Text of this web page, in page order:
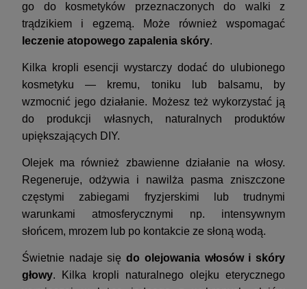
go do kosmetyków przeznaczonych do walki z
trądzikiem i egzemą. Może również wspomagać
leczenie atopowego zapalenia skóry.
Kilka kropli esencji wystarczy dodać do ulubionego
kosmetyku — kremu, toniku lub balsamu, by
wzmocnić jego działanie. Możesz też wykorzystać ją
do produkcji własnych, naturalnych produktów
upiększających DIY.
Olejek ma również zbawienne działanie na włosy.
Regeneruje, odżywia i nawilża pasma zniszczone
częstymi zabiegami fryzjerskimi lub trudnymi
warunkami atmosferycznymi np. intensywnym
słońcem, mrozem lub po kontakcie ze słoną wodą.
Świetnie nadaje siędo olejowania włosów i skóry
głowy. Kilka kropli naturalnego olejku eterycznego